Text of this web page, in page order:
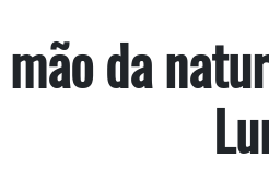
da